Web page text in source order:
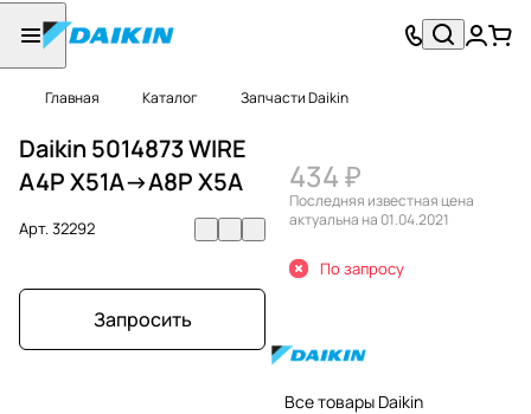
Главная Каталог Запчасти Daikin
Daikin 5014873 WIRE
A4P X51A->A8P X5A
Арт.32292
Запросить
434 ₽
Последняя известная цена
актуальна на 01.04.2021
По запросу
Все товары Daikin